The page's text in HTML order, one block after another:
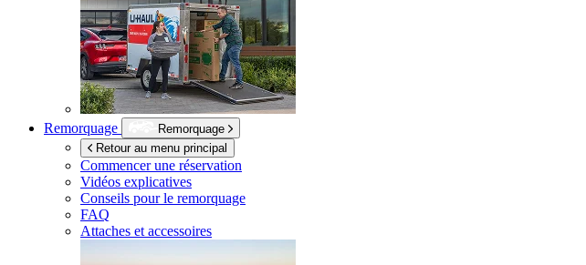
Remorquage
Remorquage
Retour au menu principal
Commencer une réservation
Vidéos explicatives
Conseils pour le remorquage
FAQ
Attaches et accessoires